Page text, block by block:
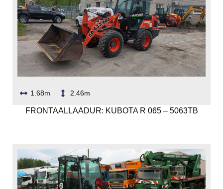
1.68m 2.46m
FRONTAALLAADUR: KUBOTA R 065 – 5063TB